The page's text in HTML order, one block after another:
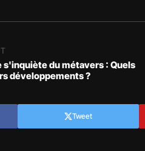
s'inquiète du métavers : Quels
développements ?
Tweet